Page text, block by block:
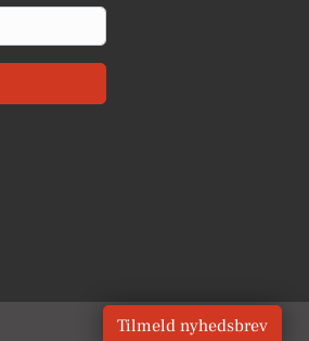
Tilmeld nyhedsbrev